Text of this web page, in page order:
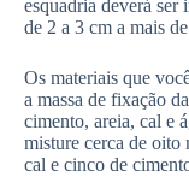
esquadria deverá ser
de 2 a 3 cm a mais
Os materiais que
a massa de fixação
cimento, areia, cal e
misture cerca de oito
cal e cinco de